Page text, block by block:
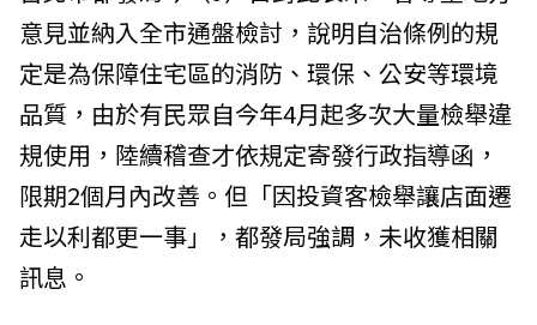
意見並納入全市通盤檢討，說明自治條例的規
定是為保障住宅區的消防、環保、公安等環境
品質，由於有民眾自今年4月起多次大量檢舉違
規使用，陸續稽查才依規定寄發行政指導函，
限期2個月內改善。但「因投資客檢舉讓店面遷
走以利都更一事」，都發局強調，未收獲相關
訊息。